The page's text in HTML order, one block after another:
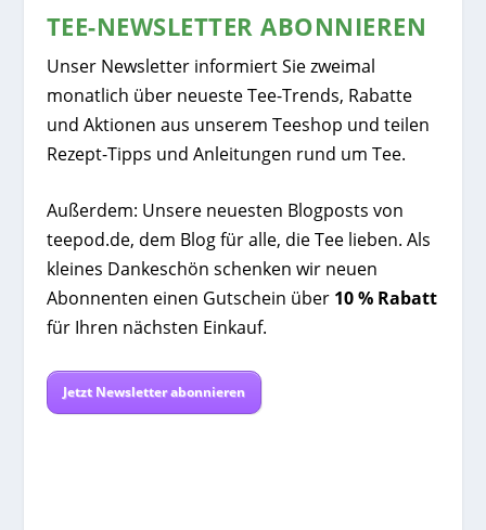
TEE-NEWSLETTER ABONNIEREN
Unser Newsletter informiert Sie zweimal
monatlich über neueste Tee-Trends, Rabatte
und Aktionen aus unserem Teeshop und teilen
Rezept-Tipps und Anleitungen rund um Tee.
Außerdem: Unsere neuesten Blogposts von
teepod.de, dem Blog für alle, die Tee lieben. Als
kleines Dankeschön schenken wir neuen
Abonnenten einen Gutschein über 10 % Rabatt
für Ihren nächsten Einkauf.
Jetzt Newsletter abonnieren